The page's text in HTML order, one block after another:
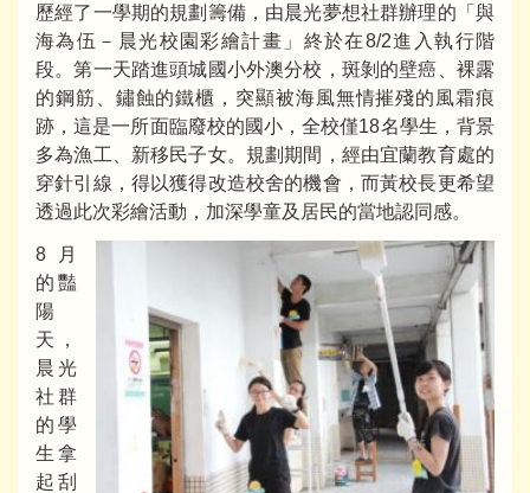
歷經了一學期的規劃籌備，由晨光夢想社群辦理的「與
海為伍－晨光校園彩繪計畫」終於在8/2進入執行階
段。第一天踏進頭城國小外澳分校，斑剝的壁癌、裸露
的鋼筋、鏽蝕的鐵櫃，突顯被海風無情摧殘的風霜痕
跡，這是一所面臨廢校的國小，全校僅18名學生，背景
多為漁工、新移民子女。規劃期間，經由宜蘭教育處的
穿針引線，得以獲得改造校舍的機會，而黃校長更希望
透過此次彩繪活動，加深學童及居民的當地認同感。
8月
的豔
陽
天，
晨光
社群
的學
生拿
起刮